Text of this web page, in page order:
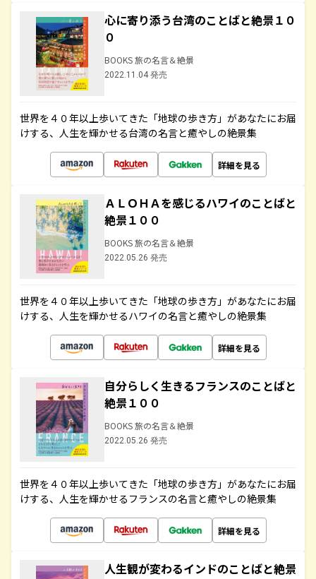
心に寄り添う台湾のことばと絶景１０
０
BOOKS 旅の名言＆絶景
2022.11.04 発売
世界を４０年以上歩いてきた「地球の歩き方」があなたにお届
けする、人生を輝かせる台湾の名言と癒やしの絶景集
詳細を見る
ＡＬＯＨＡを感じるハワイのことばと
絶景１００
BOOKS 旅の名言＆絶景
2022.05.26 発売
世界を４０年以上歩いてきた「地球の歩き方」があなたにお届
けする、人生を輝かせるハワイの名言と癒やしの絶景集
詳細を見る
自分らしく生きるフランスのことばと
絶景１００
BOOKS 旅の名言＆絶景
2022.05.26 発売
世界を４０年以上歩いてきた「地球の歩き方」があなたにお届
けする、人生を輝かせるフランスの名言と癒やしの絶景集
詳細を見る
人生観が変わるインドのことばと絶景